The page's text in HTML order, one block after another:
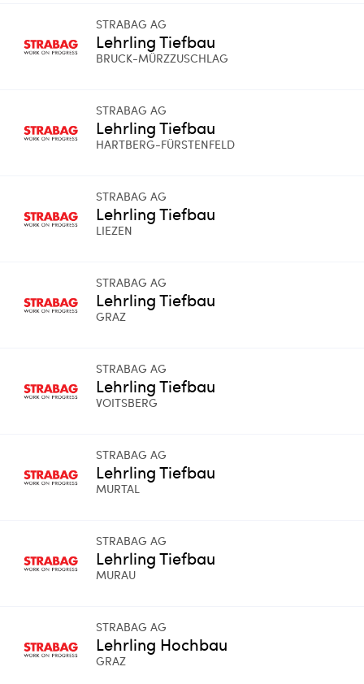
STRABAG AG
Lehrling Tiefbau
BRUCK-MÜRZZUSCHLAG
STRABAG AG
Lehrling Tiefbau
HARTBERG-FÜRSTENFELD
STRABAG AG
Lehrling Tiefbau
LIEZEN
STRABAG AG
Lehrling Tiefbau
GRAZ
STRABAG AG
Lehrling Tiefbau
VOITSBERG
STRABAG AG
Lehrling Tiefbau
MURTAL
STRABAG AG
Lehrling Tiefbau
MURAU
STRABAG AG
Lehrling Hochbau
GRAZ